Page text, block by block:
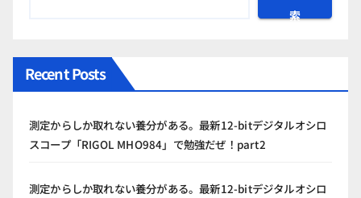
索
Recent Posts
測定からしか取れない養分がある。最新12-bitデジタルオシロ
スコープ「RIGOL MHO984」で勉強だぜ！part2
測定からしか取れない養分がある。最新12-bitデジタルオシロ